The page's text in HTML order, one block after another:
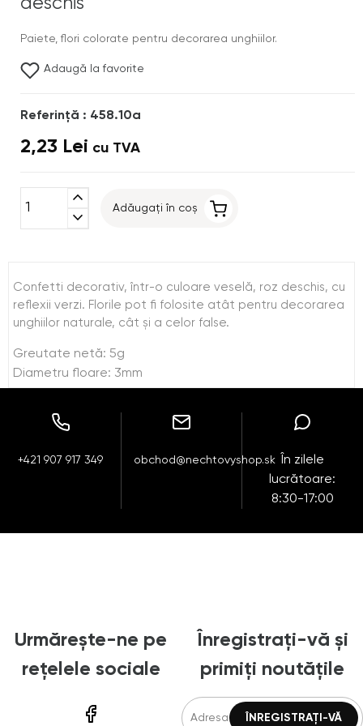
Paiete, flori colorate pentru decorarea unghiilor.
Adaugă la favorite
Referinţă : 458.10a
2,23 Lei cu TVA
expand_less
expand_more
Adăugați în coș
Confetti decorativ, într-o culoare veselă, roz deschis, cu
reflexii verzi. Florile pot fi folosite atât pentru decorarea
unghiilor naturale, cât şi a celor false.
Greutate netă: 5g
Diametru floare: 3mm
+421 907 917 349 obchod@nechtovyshop.sk
În zilele
lucrătoare:
8:30-17:00
Urmărește-ne pe
rețelele sociale
Înregistrați-vă și
primiți noutățile